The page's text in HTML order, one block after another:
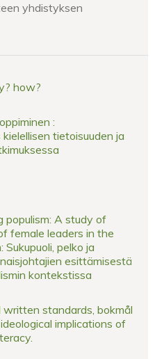
yhdistyksen
how?
:
tietoisuuden ja
populism: A study of
female leaders in the
pelko ja
esittämisestä
kontekstissa
standards, bokmål
implications of